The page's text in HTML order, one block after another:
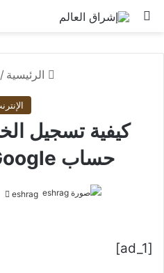
بحث عن
الرئيسية /
كيفية تسجيل
حساب Google الخاص بك
eshrag
[ad_1]